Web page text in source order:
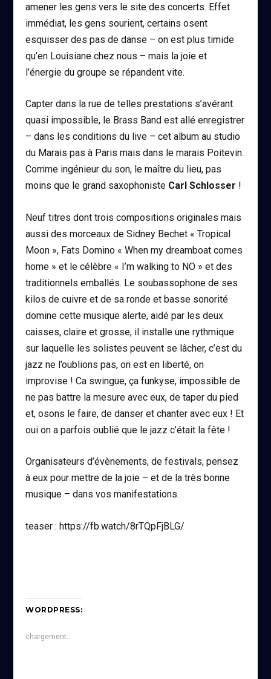
amener les gens vers le site des concerts. Effet
immédiat, les gens sourient, certains osent
esquisser des pas de danse – on est plus timide
qu’en Louisiane chez nous – mais la joie et
l’énergie du groupe se répandent vite.
Capter dans la rue de telles prestations s’avérant
quasi impossible, le Brass Band est allé enregistrer
– dans les conditions du live – cet album au studio
du Marais pas à Paris mais dans le marais Poitevin.
Comme ingénieur du son, le maître du lieu, pas
moins que le grand saxophoniste Carl Schlosser !
Neuf titres dont trois compositions originales mais
aussi des morceaux de Sidney Bechet « Tropical
Moon », Fats Domino « When my dreamboat comes
home » et le célèbre « I’m walking to NO » et des
traditionnels emballés. Le soubassophone de ses
kilos de cuivre et de sa ronde et basse sonorité
domine cette musique alerte, aidé par les deux
caisses, claire et grosse, il installe une rythmique
sur laquelle les solistes peuvent se lâcher, c’est du
jazz ne l’oublions pas, on est en liberté, on
improvise ! Ca swingue, ça funkyse, impossible de
ne pas battre la mesure avec eux, de taper du pied
et, osons le faire, de danser et chanter avec eux ! Et
oui on a parfois oublié que le jazz c’était la fête !
Organisateurs d’évènements, de festivals, pensez
à eux pour mettre de la joie – et de la très bonne
musique – dans vos manifestations.
teaser : https://fb.watch/8rTQpFjBLG/
WORDPRESS:
chargement…